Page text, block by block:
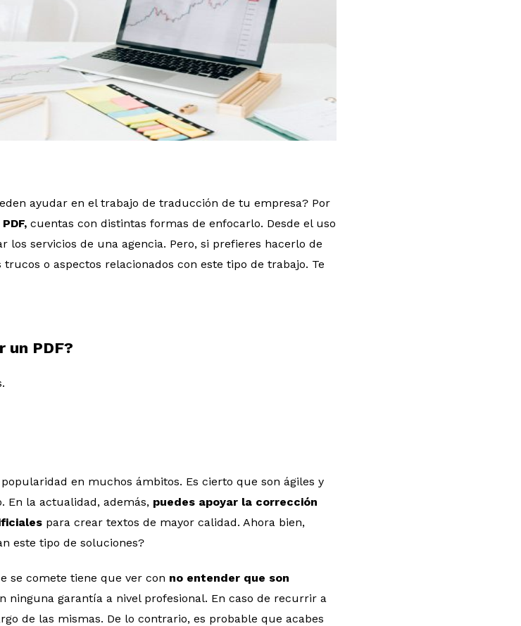
ayudar en el trabajo de traducción de tu empresa? Por
cuentas con distintas formas de enfocarlo. Desde el uso
servicios de una agencia. Pero, si prefieres hacerlo de
o aspectos relacionados con este tipo de trabajo. Te
un PDF?
en muchos ámbitos. Es cierto que son ágiles y
En la actualidad, además, puedes apoyar la corrección
para crear textos de mayor calidad. Ahora bien,
este tipo de soluciones?
se comete tiene que ver con no entender que son
ninguna garantía a nivel profesional. En caso de recurrir a
de las mismas. De lo contrario, es probable que acabes